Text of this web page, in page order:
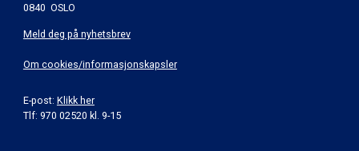
0840 OSLO
Meld deg på nyhetsbrev
Om cookies/informasjonskapsler
E-post: Klikk her
Tlf: 970 02520 kl. 9-15